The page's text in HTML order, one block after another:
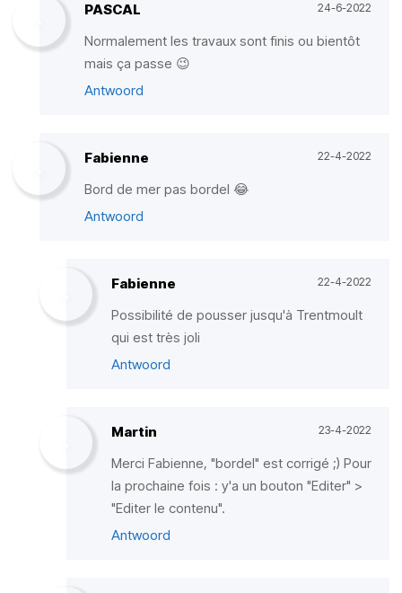
PASCAL 24-6-2022
Normalement les travaux sont finis ou bientôt
mais ça passe 😉
Antwoord
Fabienne 22-4-2022
Bord de mer pas bordel 😂
Antwoord
Fabienne 22-4-2022
Possibilité de pousser jusqu'à Trentmoult
qui est très joli
Antwoord
Martin 23-4-2022
Merci Fabienne, "bordel" est corrigé ;) Pour
la prochaine fois : y'a un bouton "Editer" >
"Editer le contenu".
Antwoord